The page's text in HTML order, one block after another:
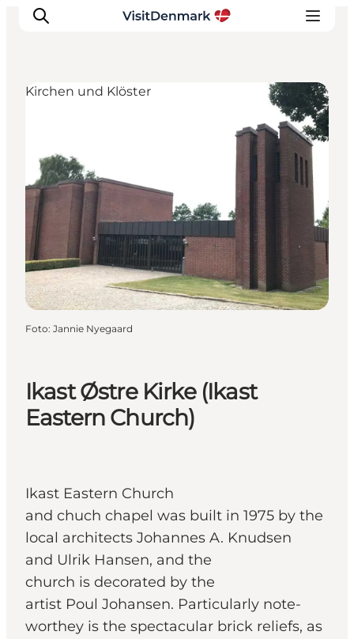
Regionen
Erlebnisse
Unterkünfte
Reiseplanung
Ikast Østre Kirke (Ikast
Eastern Church)
Ikast Eastern Church
and chuch chapel was built in 1975 by the
local architects Johannes A. Knudsen
and Ulrik Hansen, and the
church is decorated by the
artist Poul Johansen. Particularly note-
worthey is the spectacular brick reliefs, as
Kirchen und Klöster
Foto: Jannie Nyegaard